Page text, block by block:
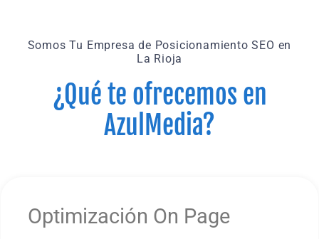
Somos Tu Empresa de Posicionamiento SEO en
La Rioja
¿Qué te ofrecemos en
AzulMedia?
Optimización On Page